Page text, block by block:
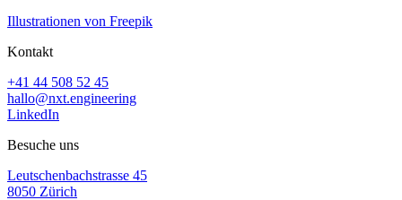
Illustrationen von Freepik
Kontakt
+41 44 508 52 45
hallo@nxt.engineering
LinkedIn
Besuche uns
Leutschenbachstrasse 45
8050 Zürich